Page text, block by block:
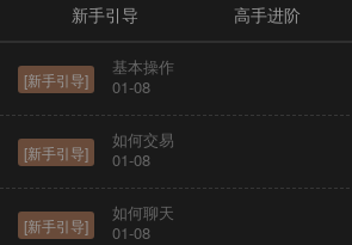
新手引导 高手进阶
[新手引导]
基本操作
01-08
[新手引导]
如何交易
01-08
[新手引导]
如何聊天
01-08